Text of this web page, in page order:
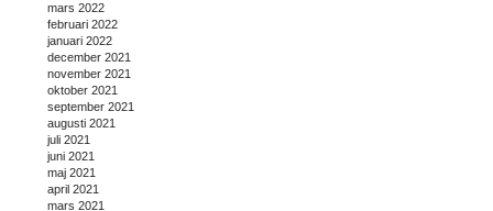
mars 2022
februari 2022
januari 2022
december 2021
november 2021
oktober 2021
september 2021
augusti 2021
juli 2021
juni 2021
maj 2021
april 2021
mars 2021